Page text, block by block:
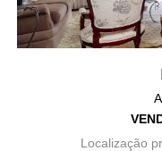
Localização